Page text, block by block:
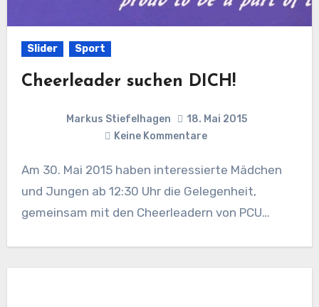
Slider Sport
Cheerleader suchen DICH!
Markus Stiefelhagen
18. Mai 2015
Keine Kommentare
Am 30. Mai 2015 haben interessierte Mädchen
und Jungen ab 12:30 Uhr die Gelegenheit,
gemeinsam mit den Cheerleadern von PCU…